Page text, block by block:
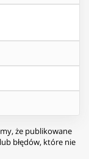
że publikowane
błędów, które nie